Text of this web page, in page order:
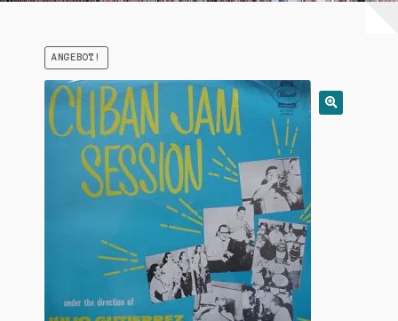
Mein Konto
ANGEBOT!